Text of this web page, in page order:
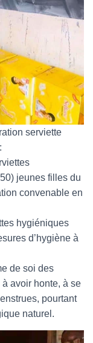
serviette
jeunes filles du
convenable en
hygiéniques
d’hygiène à
de soi des
avoir honte, à se
pourtant
naturel.